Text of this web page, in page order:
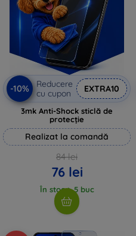
-10%
Reducere
cu cupon
EXTRA10
3mk Anti-Shock sticlă de
protecție
Realizat la comandă
84 lei
76 lei
În stoc > 5 buc